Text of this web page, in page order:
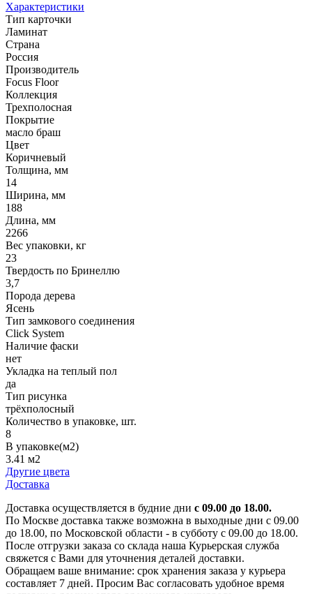
Характеристики
Тип карточки
Ламинат
Страна
Россия
Производитель
Focus Floor
Коллекция
Трехполосная
Покрытие
масло браш
Цвет
Коричневый
Толщина, мм
14
Ширина, мм
188
Длина, мм
2266
Вес упаковки, кг
23
Твердость по Бринеллю
3,7
Порода дерева
Ясень
Тип замкового соединения
Click System
Наличие фаски
нет
Укладка на теплый пол
да
Тип рисунка
трёхполосный
Количество в упаковке, шт.
8
В упаковке(м2)
3.41 м2
Другие цвета
Доставка
Доставка осуществляется в будние дни с 09.00 до 18.00.
По Москве доставка также возможна в выходные дни с 09.00
до 18.00, по Московской области - в субботу с 09.00 до 18.00.
После отгрузки заказа со склада наша Курьерская служба
свяжется с Вами для уточнения деталей доставки.
Обращаем ваше внимание: срок хранения заказа у курьера
составляет 7 дней. Просим Вас согласовать удобное время